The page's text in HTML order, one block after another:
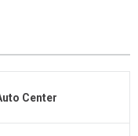
Center